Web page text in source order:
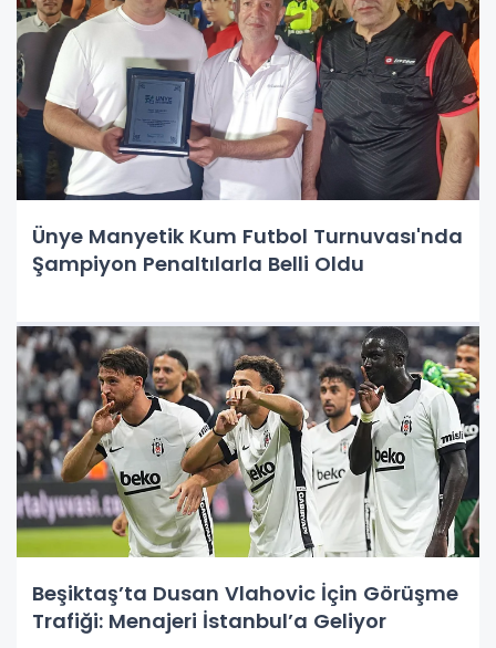
Ünye Manyetik Kum Futbol Turnuvası'nda
Şampiyon Penaltılarla Belli Oldu
Beşiktaş’ta Dusan Vlahovic İçin Görüşme
Trafiği: Menajeri İstanbul’a Geliyor